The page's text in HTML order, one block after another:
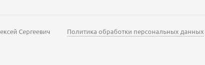
Сергеевич Политика обработки персональных данных